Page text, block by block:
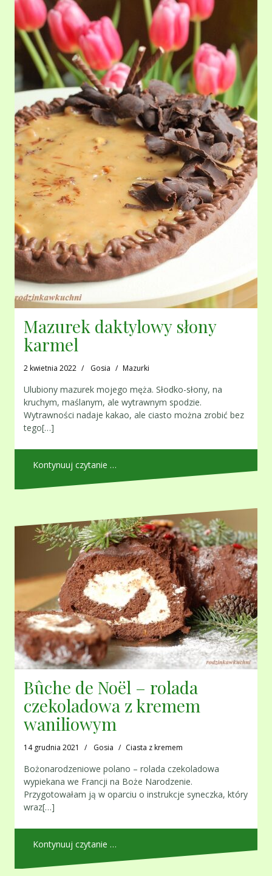
Mazurek daktylowy słony
karmel
2 kwietnia 2022 Gosia Mazurki
Ulubiony mazurek mojego męża. Słodko-słony, na
kruchym, maślanym, ale wytrawnym spodzie.
Wytrawności nadaje kakao, ale ciasto można zrobić bez
tego[…]
Kontynuuj czytanie …
Bûche de Noël – rolada
czekoladowa z kremem
waniliowym
14 grudnia 2021 Gosia Ciasta z kremem
Bożonarodzeniowe polano – rolada czekoladowa
wypiekana we Francji na Boże Narodzenie.
Przygotowałam ją w oparciu o instrukcje syneczka, który
wraz[…]
Kontynuuj czytanie …